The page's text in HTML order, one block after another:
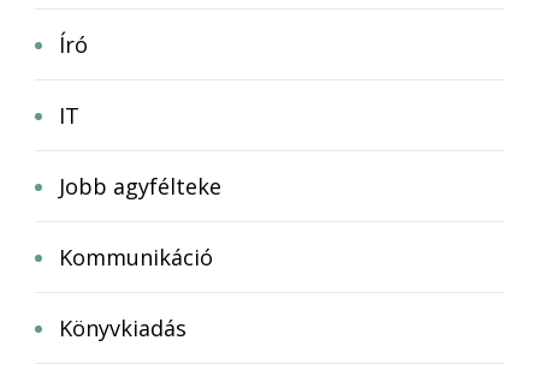
Író
IT
Jobb agyfélteke
Kommunikáció
Könyvkiadás